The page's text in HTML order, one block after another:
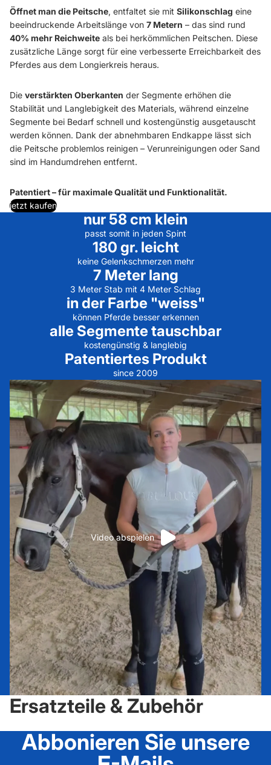
Öffnet man die Peitsche, entfaltet sie mit Silikonschlag eine
beeindruckende Arbeitslänge von 7 Metern – das sind rund
40% mehr Reichweite als bei herkömmlichen Peitschen. Diese
zusätzliche Länge sorgt für eine verbesserte Erreichbarkeit des
Pferdes aus dem Longierkreis heraus.
Die verstärkten Oberkanten der Segmente erhöhen die
Stabilität und Langlebigkeit des Materials, während einzelne
Segmente bei Bedarf schnell und kostengünstig ausgetauscht
werden können. Dank der abnehmbaren Endkappe lässt sich
die Peitsche problemlos reinigen – Verunreinigungen oder Sand
sind im Handumdrehen entfernt.
Patentiert – für maximale Qualität und Funktionalität.
jetzt kaufen
nur 58 cm klein
passt somit in jeden Spint
180 gr. leicht
keine Gelenkschmerzen mehr
7 Meter lang
3 Meter Stab mit 4 Meter Schlag
in der Farbe "weiss"
können Pferde besser erkennen
alle Segmente tauschbar
kostengünstig & langlebig
Patentiertes Produkt
since 2009
Video abspielen
Ersatzteile & Zubehör
Abbonieren Sie unsere